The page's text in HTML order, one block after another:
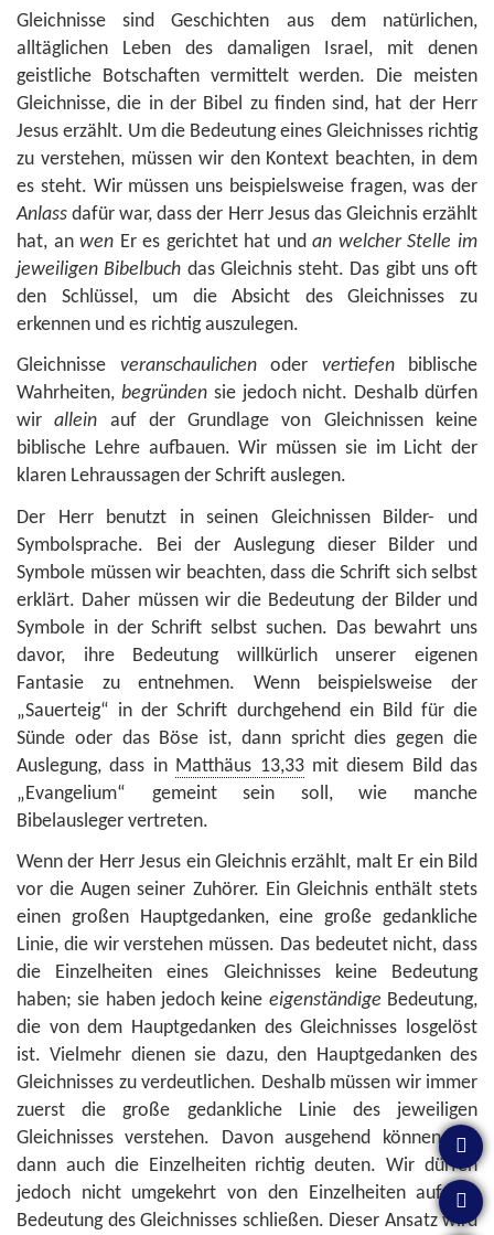
Gleichnisse sind Geschichten aus dem natürlichen,
alltäglichen Leben des damaligen Israel, mit denen
geistliche Botschaften vermittelt werden. Die meisten
Gleichnisse, die in der Bibel zu finden sind, hat der Herr
Jesus erzählt. Um die Bedeutung eines Gleichnisses richtig
zu verstehen, müssen wir den Kontext beachten, in dem
es steht. Wir müssen uns beispielsweise fragen, was der
Anlass dafür war, dass der Herr Jesus das Gleichnis erzählt
hat, anwen Er es gerichtet hat undan welcher Stelle im
jeweiligen Bibelbuch das Gleichnis steht. Das gibt uns oft
den Schlüssel, um die Absicht des Gleichnisses zu
erkennen und es richtig auszulegen.
Gleichnisse veranschaulichenoder vertiefenbiblische
Wahrheiten, begründensie jedoch nicht. Deshalb dürfen
wirallein auf der Grundlage von Gleichnissen keine
biblische Lehre aufbauen. Wir müssen sie im Licht der
klaren Lehraussagen der Schrift auslegen.
Der Herr benutzt in seinen Gleichnissen Bilder- und
Symbolsprache. Bei der Auslegung dieser Bilder und
Symbole müssen wir beachten, dass die Schrift sich selbst
erklärt. Daher müssen wir die Bedeutung der Bilder und
Symbole in der Schrift selbst suchen. Das bewahrt uns
davor, ihre Bedeutung willkürlich unserer eigenen
Fantasie zu entnehmen. Wenn beispielsweise der
„Sauerteig“ in der Schrift durchgehend ein Bild für die
Sünde oder das Böse ist, dann spricht dies gegen die
Auslegung, dass in Matthäus 13,33mit diesem Bild das
„Evangelium“ gemeint sein soll, wie manche
Bibelausleger vertreten.
Wenn der Herr Jesus ein Gleichnis erzählt, malt Er ein Bild
vor die Augen seiner Zuhörer. Ein Gleichnis enthält stets
einen großen Hauptgedanken, eine große gedankliche
Linie, die wir verstehen müssen. Das bedeutet nicht, dass
die Einzelheiten eines Gleichnisses keine Bedeutung
haben; sie haben jedoch keine eigenständige Bedeutung,
die von dem Hauptgedanken des Gleichnisses losgelöst
ist. Vielmehr dienen sie dazu, den Hauptgedanken des
Gleichnisses zu verdeutlichen. Deshalb müssen wir immer
zuerst die große gedankliche Linie des jeweiligen
Gleichnisses verstehen. Davon ausgehend können wir
dann auch die Einzelheiten richtig deuten. Wir dürfen
jedoch nicht umgekehrt von den Einzelheiten auf die
Bedeutung des Gleichnisses schließen. Dieser Ansatz wird